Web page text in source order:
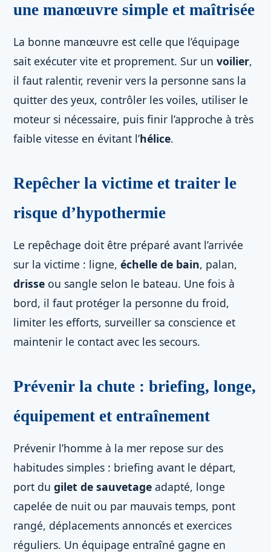
une manœuvre simple et maîtrisée
La bonne manœuvre est celle que l’équipage
sait exécuter vite et proprement. Sur un voilier,
il faut ralentir, revenir vers la personne sans la
quitter des yeux, contrôler les voiles, utiliser le
moteur si nécessaire, puis finir l’approche à très
faible vitesse en évitant l’hélice.
Repêcher la victime et traiter le
risque d’hypothermie
Le repêchage doit être préparé avant l’arrivée
sur la victime : ligne, échelle de bain, palan,
drisse ou sangle selon le bateau. Une fois à
bord, il faut protéger la personne du froid,
limiter les efforts, surveiller sa conscience et
maintenir le contact avec les secours.
Prévenir la chute : briefing, longe,
équipement et entraînement
Prévenir l’homme à la mer repose sur des
habitudes simples : briefing avant le départ,
port du gilet de sauvetage adapté, longe
capelée de nuit ou par mauvais temps, pont
rangé, déplacements annoncés et exercices
réguliers. Un équipage entraîné gagne en